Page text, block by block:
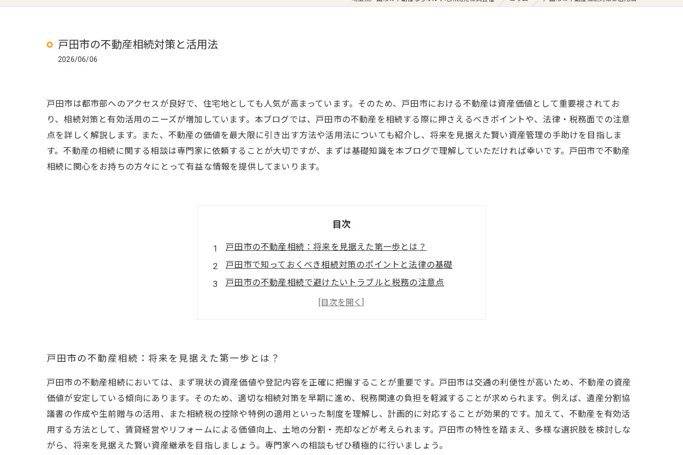
戸田市の不動産相続対策と活用法
2026/06/06
戸田市は都市部へのアクセスが良好で、住宅地としても人気が高まっています。そのため、戸田市における不動産は資産価値として重要視されてお
り、相続対策と有効活用のニーズが増加しています。本ブログでは、戸田市の不動産を相続する際に押さえるべきポイントや、法律・税務面での注意
点を詳しく解説します。また、不動産の価値を最大限に引き出す方法や活用法についても紹介し、将来を見据えた賢い資産管理の手助けを目指しま
す。不動産の相続に関する相談は専門家に依頼することが大切ですが、まずは基礎知識を本ブログで理解していただければ幸いです。戸田市で不動産
相続に関心をお持ちの方々にとって有益な情報を提供してまいります。
目次
戸田市の不動産相続：将来を見据えた第一歩とは？
戸田市で知っておくべき相続対策のポイントと法律の基礎
戸田市の不動産相続で避けたいトラブルと税務の注意点
戸田市不動産の価値を最大化する賢い活用法とは？
戸田市で安心の不動産相続相談を始めるためのポイント
戸田市の不動産相続：将来を見据えた第一歩とは？
戸田市の不動産相続においては、まず現状の資産価値や登記内容を正確に把握することが重要です。戸田市は交通の利便性が高いため、不動産の資産
価値が安定している傾向にあります。そのため、適切な相続対策を早期に進め、税務関連の負担を軽減することが求められます。例えば、遺産分割協
議書の作成や生前贈与の活用、また相続税の控除や特例の適用といった制度を理解し、計画的に対応することが効果的です。加えて、不動産を有効活
用する方法として、賃貸経営やリフォームによる価値向上、土地の分割・売却などが考えられます。戸田市の特性を踏まえ、多様な選択肢を検討しな
がら、将来を見据えた賢い資産継承を目指しましょう。専門家への相談もぜひ積極的に行いましょう。